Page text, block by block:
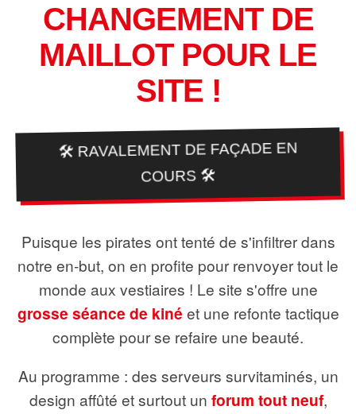
CHANGEMENT DE
MAILLOT POUR LE
SITE !
🛠️ RAVALEMENT DE FAÇADE EN
COURS 🛠️
Puisque les pirates ont tenté de s'infiltrer dans
notre en-but, on en profite pour renvoyer tout le
monde aux vestiaires ! Le site s'offre une
grosse séance de kiné et une refonte tactique
complète pour se refaire une beauté.
Au programme : des serveurs survitaminés, un
design affûté et surtout un forum tout neuf,